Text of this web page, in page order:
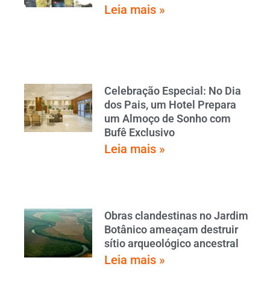
Leia mais »
Celebração Especial: No Dia
dos Pais, um Hotel Prepara
um Almoço de Sonho com
Bufê Exclusivo
Leia mais »
Obras clandestinas no Jardim
Botânico ameaçam destruir
sítio arqueológico ancestral
Leia mais »